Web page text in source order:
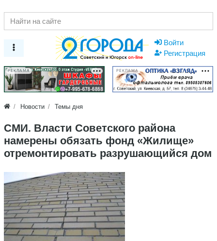
Войти
Регистрация
РЕКЛАМА РЕКЛАМА
Новости Темы дня
СМИ. Власти Советского района
намерены обязать фонд «Жилище»
отремонтировать разрушающийся дом